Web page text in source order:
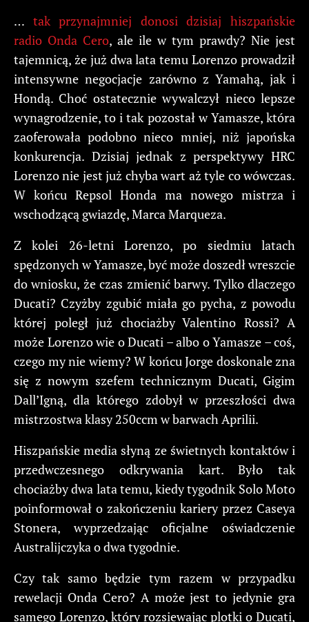
… tak przynajmniej donosi dzisiaj hiszpańskie
radio Onda Cero, ale ile w tym prawdy? Nie jest
tajemnicą, że już dwa lata temu Lorenzo prowadził
intensywne negocjacje zarówno z Yamahą, jak i
Hondą. Choć ostatecznie wywalczył nieco lepsze
wynagrodzenie, to i tak pozostał w Yamasze, która
zaoferowała podobno nieco mniej, niż japońska
konkurencja. Dzisiaj jednak z perspektywy HRC
Lorenzo nie jest już chyba wart aż tyle co wówczas.
W końcu Repsol Honda ma nowego mistrza i
wschodzącą gwiazdę, Marca Marqueza.
Z kolei 26-letni Lorenzo, po siedmiu latach
spędzonych w Yamasze, być może doszedł wreszcie
do wniosku, że czas zmienić barwy. Tylko dlaczego
Ducati? Czyżby zgubić miała go pycha, z powodu
której poległ już chociażby Valentino Rossi? A
może Lorenzo wie o Ducati – albo o Yamasze – coś,
czego my nie wiemy? W końcu Jorge doskonale zna
się z nowym szefem technicznym Ducati, Gigim
Dall’Igną, dla którego zdobył w przeszłości dwa
mistrzostwa klasy 250ccm w barwach Aprilii.
Hiszpańskie media słyną ze świetnych kontaktów i
przedwczesnego odkrywania kart. Było tak
chociażby dwa lata temu, kiedy tygodnik Solo Moto
poinformował o zakończeniu kariery przez Caseya
Stonera, wyprzedzając oficjalne oświadczenie
Australijczyka o dwa tygodnie.
Czy tak samo będzie tym razem w przypadku
rewelacji Onda Cero? A może jest to jedynie gra
samego Lorenzo, który rozsiewając plotki o Ducati,